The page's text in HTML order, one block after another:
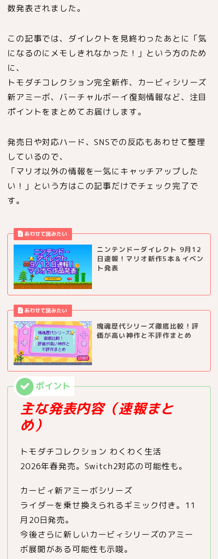
数発表されました。
この記事では、ダイレクトを見終わったあとに「気
になるのにメモしきれなかった！」という方のため
に、
トモダチコレクション完全新作、カービィシリーズ
新アミーボ、バーチャルボーイ復刻情報など、注目
ポイントをまとめてお届けします。
発売日や対応ハード、SNSでの反応もあわせて整理
しているので、
「マリオ以外の情報を一気にキャッチアップした
い！」という方はこの記事だけでチェック完了で
す。
ニンテンドーダイレクト 9月12
日速報！マリオ新作5本＆イベン
ト発表
塊魂歴代シリーズ徹底比較！評
価が高い神作と不評作まとめ
主な発表内容（速報まと
め）
トモダチコレクション わくわく生活
2026年春発売。Switch2対応の可能性も。
カービィ新アミーボシリーズ
ライダーを乗せ換えられるギミック付き。11
月20日発売。
今後さらに新しいカービィシリーズのアミー
ボ展開がある可能性も示唆。